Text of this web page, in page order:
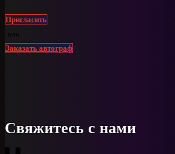
Пригласить
или
Заказать автограф
Свяжитесь с нами